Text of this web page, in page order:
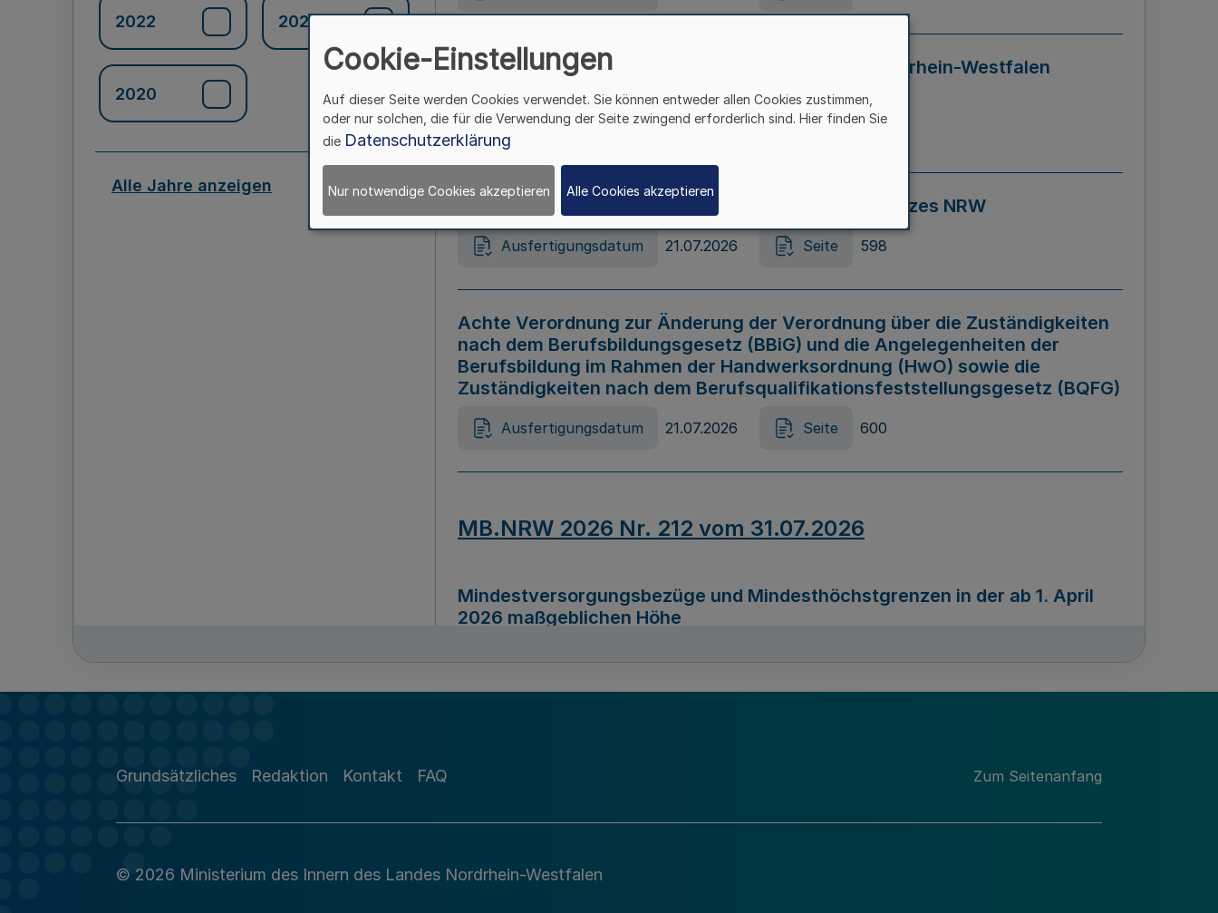
2022 2021
2020
Alle Jahre anzeigen
Gesetz zur Vermeidung von Diskriminierung in Nordrhein-Westfalen
(Landesantidiskriminierungsgesetz – LADG NRW)
Ausfertigungsdatum 21.07.2026 Seite 595
Gesetz zur Änderung des Online-Casinospiel Gesetzes NRW
Ausfertigungsdatum 21.07.2026 Seite 598
Achte Verordnung zur Änderung der Verordnung über die Zuständigkeiten
nach dem Berufsbildungsgesetz (BBiG) und die Angelegenheiten der
Berufsbildung im Rahmen der Handwerksordnung (HwO) sowie die
Zuständigkeiten nach dem Berufsqualifikationsfeststellungsgesetz (BQFG)
Ausfertigungsdatum 21.07.2026 Seite 600
MB.NRW 2026 Nr. 212 vom 31.07.2026
Mindestversorgungsbezüge und Mindesthöchstgrenzen in der ab 1. April
2026 maßgeblichen Höhe
Richtlinie zur Durchführung des Förderprogramms „Mittelstand Innovativ &
Grundsätzliches Redaktion Kontakt FAQ Zum Seitenanfang
© 2026 Ministerium des Innern des Landes Nordrhein-Westfalen
Cookie-Einstellungen
Auf dieser Seite werden Cookies verwendet. Sie können entweder allen Cookies zustimmen,
oder nur solchen, die für die Verwendung der Seite zwingend erforderlich sind. Hier finden Sie
die Datenschutzerklärung
Nur notwendige Cookies akzeptieren Alle Cookies akzeptieren